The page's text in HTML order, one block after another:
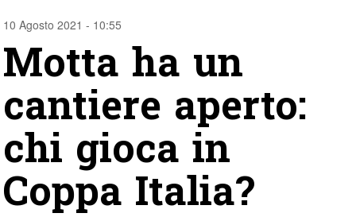
10 Agosto 2021 - 10:55
Motta ha un
cantiere aperto:
chi gioca in
Coppa Italia?